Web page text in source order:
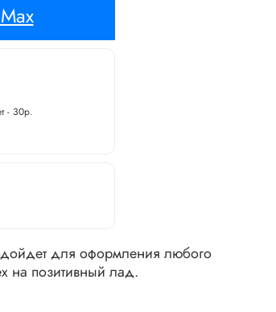
- 30р.
для оформления любого
на позитивный лад.